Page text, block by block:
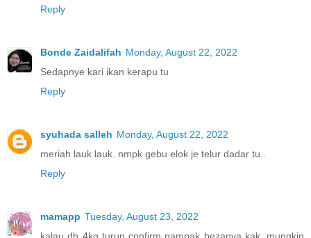
Reply
Bonde Zaidalifah Monday, August 22, 2022
Sedapnye kari ikan kerapu tu
Reply
syuhada salleh Monday, August 22, 2022
meriah lauk lauk. nmpk gebu elok je telur dadar tu..
Reply
mamapp Tuesday, August 23, 2022
kalau dh 4kg turun confirm nampak bezanya kak, mungkin